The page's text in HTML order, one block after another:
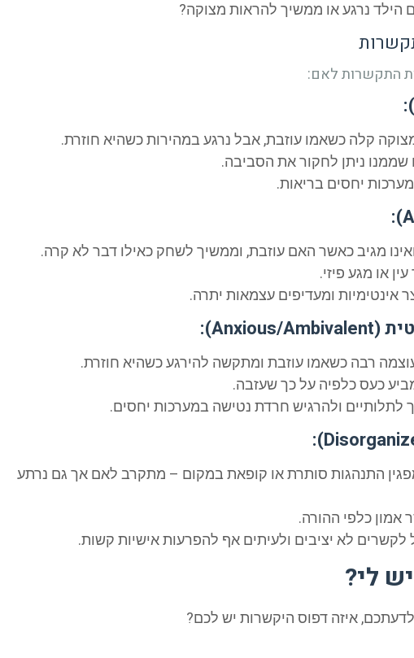
הילד נרגע או ממשיך להראות מצוקה?
התקשרות לאם:
קלה כשאמו עוזבת, אבל נרגע במהירות כשהיא חוזרת.
ניתן לחקור את הסביבה.
יחסים בריאות.
מגיב כאשר האם עוזבת, וממשיך לשחק כאילו דבר לא קרה.
או מגע פיזי.
אינטימיות ומעדיפים עצמאות יתרה.
רבה כשאמו עוזבת ומתקשה להירגע כשהיא חוזרת.
כעס כלפיה על כך שעזבה.
לתלותיים ולהרגיש חרדת נטישה במערכות יחסים.
התנהגות סותרת או קופאת במקום – מתקרב לאם אך גם נרתע
אמון כלפי ההורה.
לקשרים לא יציבים ולעיתים אף להפרעות אישיות קשות.
לי?
איזה דפוס היקשרות יש לכם?